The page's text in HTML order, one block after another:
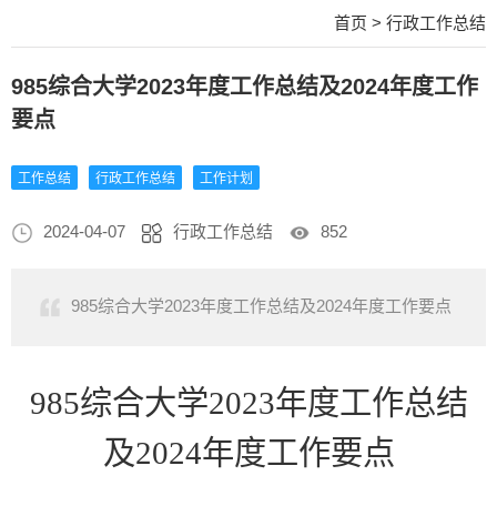
首页 > 行政工作总结
985综合大学2023年度工作总结及2024年度工作
要点
工作总结 行政工作总结 工作计划
2024-04-07 行政工作总结 852
985综合大学2023年度工作总结及2024年度工作要点
985综合大学2023年度工作总结
及2024年度工作要点